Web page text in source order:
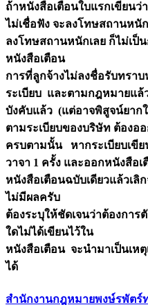
ถ้าหนังสือเตือนใบแรกเขียนว่
ไม่เชื่อฟัง จะลงโทษสถานหนั
ลงโทษสถานหนักเลย ก็ไม่เป็
หนังสือเตือน
การที่ลูกจ้างไม่ลงชื่อรับทรา
ระเบียบ และตามกฎหมายแ
บังคับแล้ว (แต่อาจพิสูจน์ยาก
ตามระเบียบของบริษัท ต้องอ
ครบตามนั้น หากระเบียบเขีย
วาจา 1 ครั้ง และออกหนังสือเ
หนังสือเตือนฉบับเดียวแล้วเลิ
ไม่มีผลครับ
ต้องระบุให้ชัดเจนว่าต้องกา
ใดไม่ได้เขียนไว้ใน
หนังสือเตือน จะนำมาเป็นเห
ได้
สำนักงานกฎหมายพงษ์รพัตร์